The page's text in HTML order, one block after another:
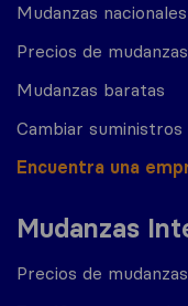
Mudanzas nacionales
Precios de mudanzas
Mudanzas baratas
Cambiar suministros
Encuentra una
Mudanzas
Precios de